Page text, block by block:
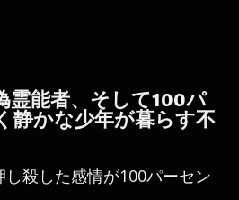
霊能者、そして100パ
静かな少年が暮らす不
殺した感情が100パーセン